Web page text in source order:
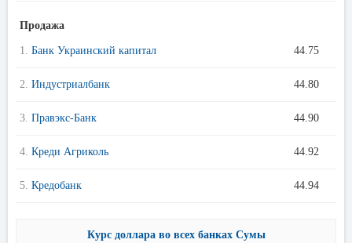
Продажа
1. Банк Украинский капитал 44.75
2. Индустриалбанк 44.80
3. Правэкс-Банк 44.90
4. Креди Агриколь 44.92
5. Кредобанк 44.94
Курс доллара во всех банках Сумы